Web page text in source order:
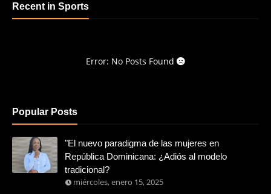
Recent in Sports
Error: No Posts Found
Popular Posts
"El nuevo paradigma de las mujeres en
República Dominicana: ¿Adiós al modelo
tradicional?
miércoles, enero 15, 2025